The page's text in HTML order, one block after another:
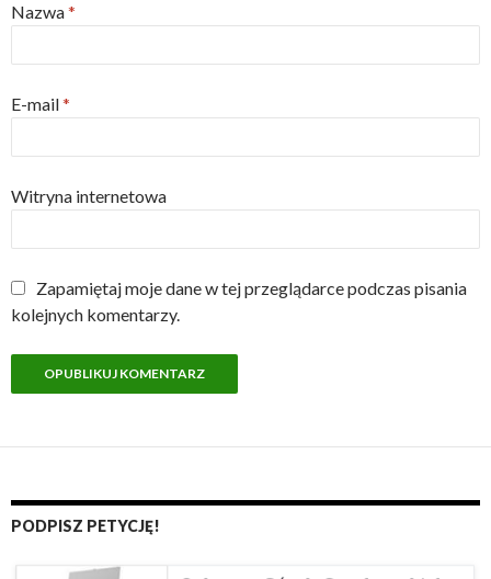
Nazwa*
E-mail*
Witryna internetowa
Zapamiętaj moje dane w tej przeglądarce podczas pisania
kolejnych komentarzy.
PODPISZ PETYCJĘ!